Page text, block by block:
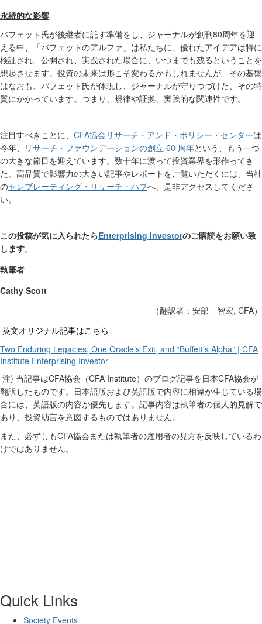
永続的な影響
バフェット氏が後継者に託す準備をし、ジャーナルが創刊 80 周年を迎
える中、「バフェットのアルファ」は私たちに、優れたアイデアは特に
検証され、公開され、実践された場合に、いつまでも残るということを
想起させます。投資の未来は形こそ変わるかもしれませんが、その基盤
はなおも、バフェット氏が体現し、ジャーナルが守りつづけた、その特
質にかかっています。つまり、規律や証拠、実践的な関連性です。
注目すべきことに、 CFA協会 リサーチ ・アンド・ポリシー・センターは
今年、
リサーチ・ファウンデーションの創立 60 周年という、もう一つ
の大きな節目を迎えています。数十年に渡って投資業界を形作ってき
た、高品質で影響力の大きい記事やレポートをご覧いただくには、当社
のセレブレーティング・リサーチ・ハブへ、是非アクセスしてくださ
い。
この投稿が気に入られたらEnterprising Investorのご購読をお願い致
します。
執筆者
Cathy Scott
（翻訳者：安部 智宏, CFA）
英文オリジナル記事はこちら
Two Enduring Legacies, One Oracle’s Exit, and “Buffett’s Alpha” | CFA
Institute Enterprising Investor
注) 当記事はCFA協会（CFA Institute）のブログ記事を日本CFA協会が
翻訳したものです。日本語版および英語版で内容に相違が生じている場
合には、英語版の内容が優先します。記事内容は執筆者の個人的見解で
あり、投資助言を意図するものではありません。
また、必ずしもCFA協会または執筆者の雇用者の見方を反映しているわ
けではありません。
Quick Links
Society Events